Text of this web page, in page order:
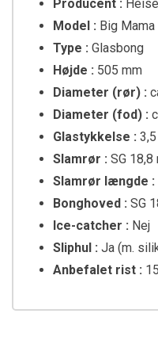
Producent :
Model : Big Mama
Type : Glasbong
Højde : 505 mm
Diameter (rør) :
Diameter (fod) :
Glastykkelse :
Slamrør : SG 18,8
Slamrør længde :
Bonghoved : SG
Ice-catcher : Nej
Sliphul : Ja (m.
Anbefalet rist :